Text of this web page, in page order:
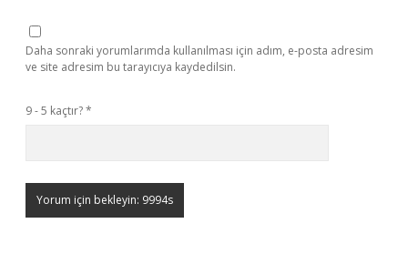
Daha sonraki yorumlarımda kullanılması için adım, e-posta adresim
ve site adresim bu tarayıcıya kaydedilsin.
9 - 5 kaçtır?*